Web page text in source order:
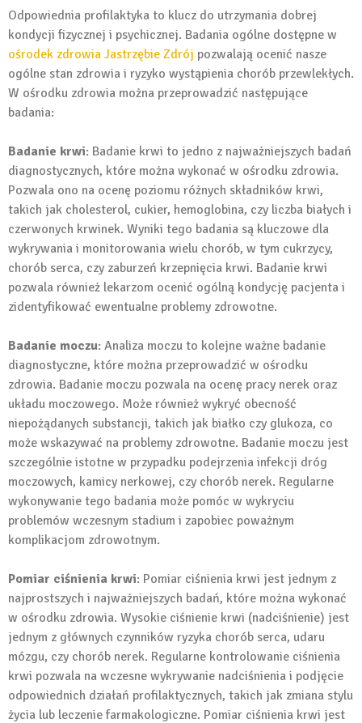
Odpowiednia profilaktyka to klucz do utrzymania dobrej
kondycji fizycznej i psychicznej. Badania ogólne dostępne w
ośrodek zdrowia Jastrzębie Zdrój pozwalają ocenić nasze
ogólne stan zdrowia i ryzyko wystąpienia chorób przewlekłych.
W ośrodku zdrowia można przeprowadzić następujące
badania:
Badanie krwi: Badanie krwi to jedno z najważniejszych badań
diagnostycznych, które można wykonać w ośrodku zdrowia.
Pozwala ono na ocenę poziomu różnych składników krwi,
takich jak cholesterol, cukier, hemoglobina, czy liczba białych i
czerwonych krwinek. Wyniki tego badania są kluczowe dla
wykrywania i monitorowania wielu chorób, w tym cukrzycy,
chorób serca, czy zaburzeń krzepnięcia krwi. Badanie krwi
pozwala również lekarzom ocenić ogólną kondycję pacjenta i
zidentyfikować ewentualne problemy zdrowotne.
Badanie moczu: Analiza moczu to kolejne ważne badanie
diagnostyczne, które można przeprowadzić w ośrodku
zdrowia. Badanie moczu pozwala na ocenę pracy nerek oraz
układu moczowego. Może również wykryć obecność
niepożądanych substancji, takich jak białko czy glukoza, co
może wskazywać na problemy zdrowotne. Badanie moczu jest
szczególnie istotne w przypadku podejrzenia infekcji dróg
moczowych, kamicy nerkowej, czy chorób nerek. Regularne
wykonywanie tego badania może pomóc w wykryciu
problemów wczesnym stadium i zapobiec poważnym
komplikacjom zdrowotnym.
Pomiar ciśnienia krwi: Pomiar ciśnienia krwi jest jednym z
najprostszych i najważniejszych badań, które można wykonać
w ośrodku zdrowia. Wysokie ciśnienie krwi (nadciśnienie) jest
jednym z głównych czynników ryzyka chorób serca, udaru
mózgu, czy chorób nerek. Regularne kontrolowanie ciśnienia
krwi pozwala na wczesne wykrywanie nadciśnienia i podjęcie
odpowiednich działań profilaktycznych, takich jak zmiana stylu
życia lub leczenie farmakologiczne. Pomiar ciśnienia krwi jest